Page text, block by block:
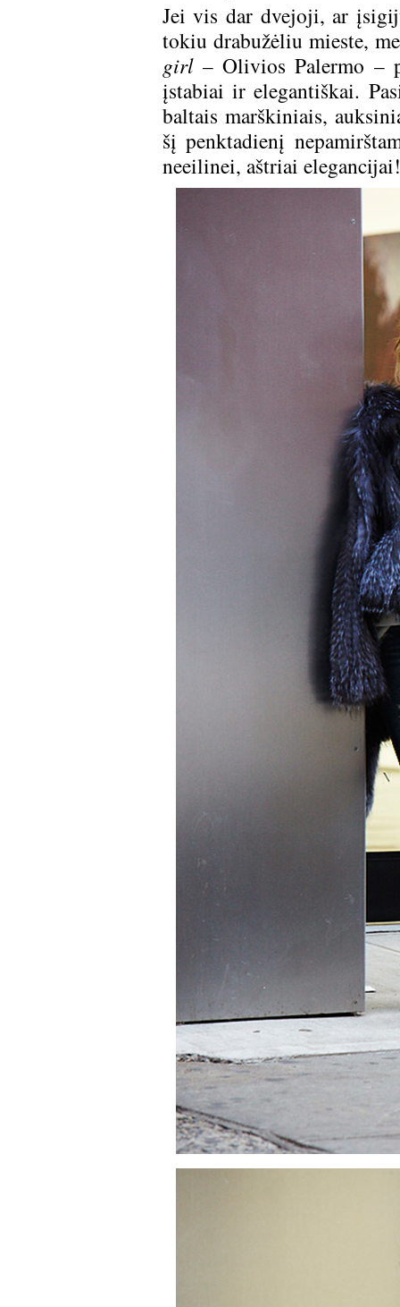
Jei vis dar dvejoji, ar
tokiu drabužėliu mieste,
girl– Olivios Palermo –
įstabiai ir elegantiškai.
baltais marškiniais,
šį penktadienį
neeilinei, aštriai elegancijai!